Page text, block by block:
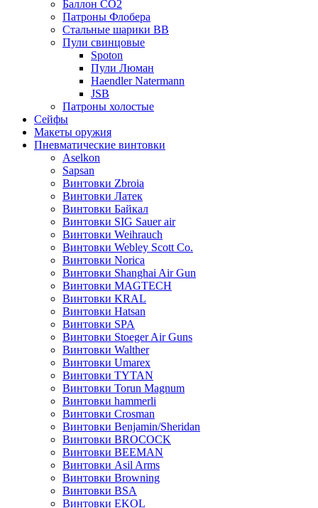
Баллон CO2
Патроны Флобера
Стальные шарики ВВ
Пули свинцовые
Spoton
Пули Люман
Haendler Natermann
JSB
Патроны холостые
Сейфы
Макеты оружия
Пневматические винтовки
Aselkon
Sapsan
Винтовки Zbroia
Винтовки Латек
Винтовки Байкал
Винтовки SIG Sauer air
Винтовки Weihrauch
Винтовки Webley Scott Co.
Винтовки Norica
Винтовки Shanghai Air Gun
Винтовки MAGTECH
Винтовки KRAL
Винтовки Hatsan
Винтовки SPA
Винтовки Stoeger Air Guns
Винтовки Walther
Винтовки Umarex
Винтовки TYTAN
Винтовки Torun Magnum
Винтовки hammerli
Винтовки Crosman
Винтовки Benjamin/Sheridan
Винтовки BROCOCK
Винтовки BEEMAN
Винтовки Asil Arms
Винтовки Browning
Винтовки BSA
Винтовки EKOL